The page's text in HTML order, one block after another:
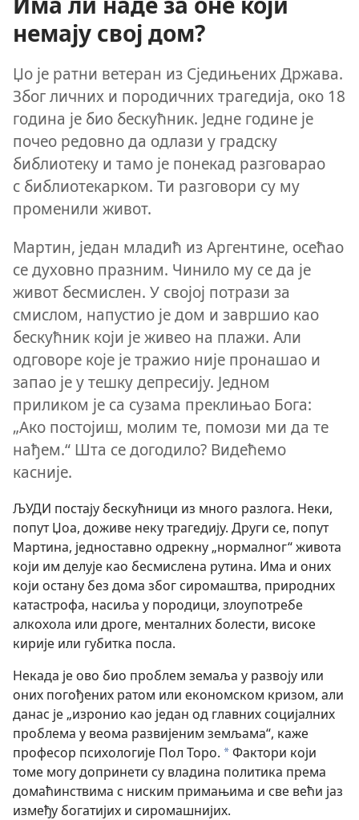
немају свој дом?
Џо је ратни ветеран из Сједињених Држава.
Због личних и породичних трагедија, око 18
година је био бескућник. Једне године је
почео редовно да одлази у градску
библиотеку и тамо је понекад разговарао
с библиотекарком. Ти разговори су му
променили живот.
Мартин, један младић из Аргентине, осећао
се духовно празним. Чинило му се да је
живот бесмислен. У својој потрази за
смислом, напустио је дом и завршио као
бескућник који је живео на плажи. Али
одговоре које је тражио није пронашао и
запао је у тешку депресију. Једном
приликом је са сузама преклињао Бога:
„Ако постојиш, молим те, помози ми да те
нађем.“ Шта се догодило? Видећемо
касније.
ЉУДИ постају бескућници из много разлога. Неки,
попут Џоа, доживе неку трагедију. Други се, попут
Мартина, једноставно одрекну „нормалног“ живота
који им делује као бесмислена рутина. Има и оних
који остану без дома због сиромаштва, природних
катастрофа, насиља у породици, злоупотребе
алкохола или дроге, менталних болести, високе
кирије или губитка посла.
Некада је ово био проблем земаља у развоју или
оних погођених ратом или економском кризом, али
данас је „изронио као један од главних социјалних
проблема у веома развијеним земљама“, каже
професор психологије Пол Торо. *Фактори који
томе могу допринети су владина политика према
домаћинствима с ниским примањима и све већи јаз
између богатијих и сиромашнијих.